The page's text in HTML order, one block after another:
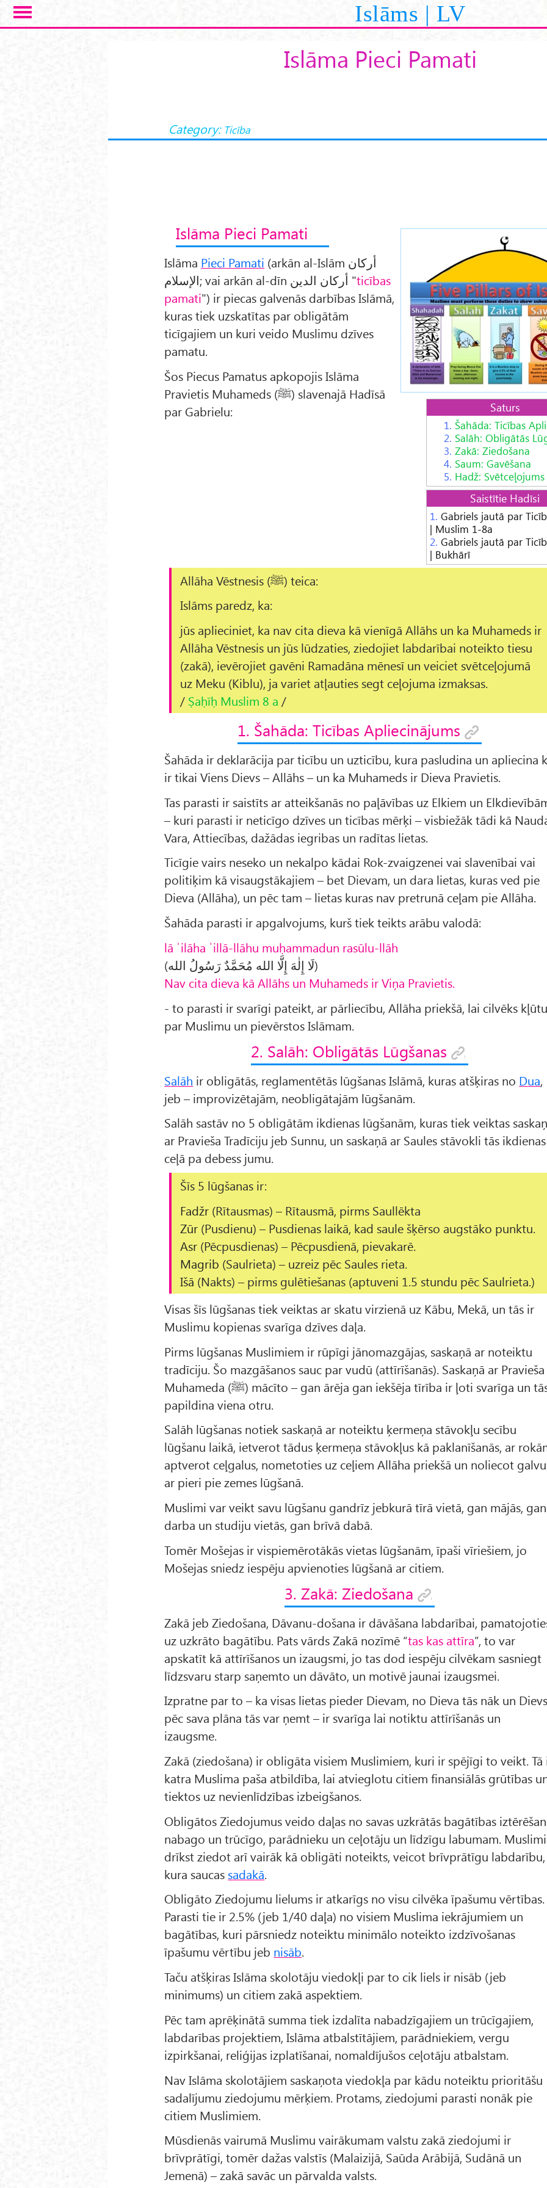
Skip to main content Islāms | LV
Islāma Pieci Pamati
Category: Ticība
Saturs
1. Šahāda: Ticības
2. Salāh: Obligātās
3. Zakā: Ziedošana
4. Saum: Gavēšana
5. Hadž:
Saistītie Hadīsi
1. Gabriels jautā par
| Muslim 1-8a
2. Gabriels jautā par
| Bukhārī
Islāma Pieci Pamati
Islāma Pieci Pamati (arkān al-Islām أركان
الإسلام; vai arkān al-dīn أركان الدين "ticības
pamati") ir piecas galvenās darbības Islāmā,
kuras tiek uzskatītas par obligātām
ticīgajiem un kuri veido Muslimu dzīves
pamatu.
Šos Piecus Pamatus apkopojis Islāma
Pravietis Muhameds (ﷺ) slavenajā Hadīsā
par Gabrielu:
Allāha Vēstnesis (ﷺ) teica:
Islāms paredz, ka:
jūs aplieciniet, ka nav cita dieva kā vienīgā Allāhs un ka Muhameds ir
Allāha Vēstnesis un jūs lūdzaties, ziedojiet labdarībai noteikto tiesu
(zakā), ievērojiet gavēni Ramadāna mēnesī un veiciet svētceļojumā
uz Meku (Kiblu), ja variet atļauties segt ceļojuma izmaksas.
/ Ṣaḥīḥ Muslim 8 a /
1. Šahāda: Ticības Apliecinājums
Šahāda ir deklarācija par ticību un uzticību, kura pasludina un apliecina
ir tikai Viens Dievs – Allāhs – un ka Muhameds ir Dieva Pravietis.
Tas parasti ir saistīts ar atteikšanās no paļāvības uz Elkiem un
– kuri parasti ir neticīgo dzīves un ticības mērķi – visbiežāk tādi kā
Vara, Attiecības, dažādas iegribas un radītas lietas.
Ticīgie vairs neseko un nekalpo kādai Rok-zvaigzenei vai slavenībai vai
politiķim kā visaugstākajiem – bet Dievam, un dara lietas, kuras ved pie
Dieva (Allāha), un pēc tam – lietas kuras nav pretrunā ceļam pie Allāha.
Šahāda parasti ir apgalvojums, kurš tiek teikts arābu valodā:
lā ʾilāha ʾillā-llāhu muḥammadun rasūlu-llāh
(لَا إِلٰهَ إِلَّا الله مُحَمَّدٌ رَسُولُ الله)
Nav cita dieva kā Allāhs un Muhameds ir Viņa Pravietis.
- to parasti ir svarīgi pateikt, ar pārliecību, Allāha priekšā, lai cilvēks
par Muslimu un pievērstos Islāmam.
2. Salāh: Obligātās Lūgšanas
Salāh ir obligātās, reglamentētās lūgšanas Islāmā, kuras atšķiras no Dua,
jeb – improvizētajām, neobligātajām lūgšanām.
Salāh sastāv no 5 obligātām ikdienas lūgšanām, kuras tiek veiktas
ar Pravieša Tradīciju jeb Sunnu, un saskaņā ar Saules stāvokli tās ikdienas
ceļā pa debess jumu.
Šīs 5 lūgšanas ir:
Fadžr (Rītausmas) – Rītausmā, pirms Saullēkta
Zūr (Pusdienu) – Pusdienas laikā, kad saule šķērso augstāko punktu.
Asr (Pēcpusdienas) – Pēcpusdienā, pievakarē.
Magrib (Saulrieta) – uzreiz pēc Saules rieta.
Išā (Nakts) – pirms gulētiešanas (aptuveni 1.5 stundu pēc Saulrieta.)
Visas šīs lūgšanas tiek veiktas ar skatu virzienā uz Kābu, Mekā, un tās ir
Muslimu kopienas svarīga dzīves daļa.
Pirms lūgšanas Muslimiem ir rūpīgi jānomazgājas, saskaņā ar noteiktu
tradīciju. Šo mazgāšanos sauc par vudū (attīrīšanās). Saskaņā ar Pravieša
Muhameda (ﷺ) mācīto – gan ārēja gan iekšēja tīrība ir ļoti svarīga un tās
papildina viena otru.
Salāh lūgšanas notiek saskaņā ar noteiktu ķermeņa stāvokļu secību
lūgšanu laikā, ietverot tādus ķermeņa stāvokļus kā paklanīšanās, ar
aptverot ceļgalus, nometoties uz ceļiem Allāha priekšā un noliecot galvu
ar pieri pie zemes lūgšanā.
Muslimi var veikt savu lūgšanu gandrīz jebkurā tīrā vietā, gan mājās, gan
darba un studiju vietās, gan brīvā dabā.
Tomēr Mošejas ir vispiemērotākās vietas lūgšanām, īpaši vīriešiem, jo
Mošejas sniedz iespēju apvienoties lūgšanā ar citiem.
3. Zakā: Ziedošana
Zakā jeb Ziedošana, Dāvanu-došana ir dāvāšana labdarībai,
uz uzkrāto bagātību. Pats vārds Zakā nozīmē “tas kas attīra”, to var
apskatīt kā attīrīšanos un izaugsmi, jo tas dod iespēju cilvēkam sasniegt
līdzsvaru starp saņemto un dāvāto, un motivē jaunai izaugsmei.
Izpratne par to – ka visas lietas pieder Dievam, no Dieva tās nāk un
pēc sava plāna tās var ņemt – ir svarīga lai notiktu attīrīšanās un
izaugsme.
Zakā (ziedošana) ir obligāta visiem Muslimiem, kuri ir spējīgi to veikt. Tā
katra Muslima paša atbildība, lai atvieglotu citiem finansiālās grūtības
tiektos uz nevienlīdzības izbeigšanos.
Obligātos Ziedojumus veido daļas no savas uzkrātās bagātības
nabago un trūcīgo, parādnieku un ceļotāju un līdzīgu labumam. Muslimi
drīkst ziedot arī vairāk kā obligāti noteikts, veicot brīvprātīgu labdarību,
kura saucas sadakā.
Obligāto Ziedojumu lielums ir atkarīgs no visu cilvēka īpašumu vērtības.
Parasti tie ir 2.5% (jeb 1/40 daļa) no visiem Muslima iekrājumiem un
bagātības, kuri pārsniedz noteiktu minimālo noteikto izdzīvošanas
īpašumu vērtību jeb nisāb.
Taču atšķiras Islāma skolotāju viedokļi par to cik liels ir nisāb (jeb
minimums) un citiem zakā aspektiem.
Pēc tam aprēķinātā summa tiek izdalīta nabadzīgajiem un trūcīgajiem,
labdarības projektiem, Islāma atbalstītājiem, parādniekiem, vergu
izpirkšanai, reliģijas izplatīšanai, nomaldījušos ceļotāju atbalstam.
Nav Islāma skolotājiem saskaņota viedokļa par kādu noteiktu prioritāšu
sadalījumu ziedojumu mērķiem. Protams, ziedojumi parasti nonāk pie
citiem Muslimiem.
Mūsdienās vairumā Muslimu vairākumam valstu zakā ziedojumi ir
brīvprātīgi, tomēr dažas valstīs (Malaizijā, Saūda Arābijā, Sudānā un
Jemenā) – zakā savāc un pārvalda valsts.